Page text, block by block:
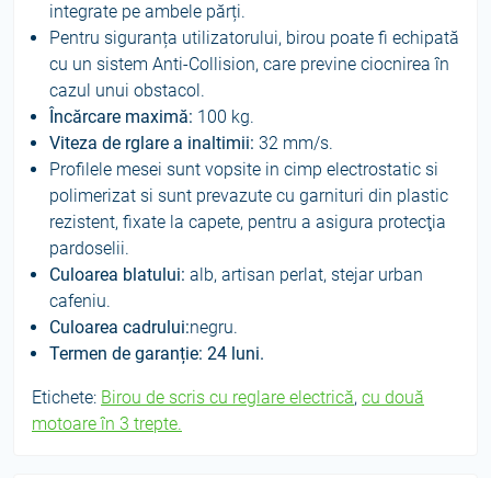
integrate pe ambele părți.
Pentru siguranța utilizatorului, birou poate fi echipată
cu un sistem Anti-Collision, care previne ciocnirea în
cazul unui obstacol.
Încărcare maximă: 100 kg.
Viteza de rglare a inaltimii: 32 mm/s.
Profilele mesei sunt vopsite in cimp electrostatic si
polimerizat si sunt prevazute cu garnituri din plastic
rezistent, fixate la capete, pentru a asigura protecţia
pardoselii.
Culoarea blatului: alb, artisan perlat, stejar urban
cafeniu.
Culoarea cadrului:negru.
Termen de garanție: 24 luni.
Etichete: Birou de scris cu reglare electrică, cu două
motoare în 3 trepte.